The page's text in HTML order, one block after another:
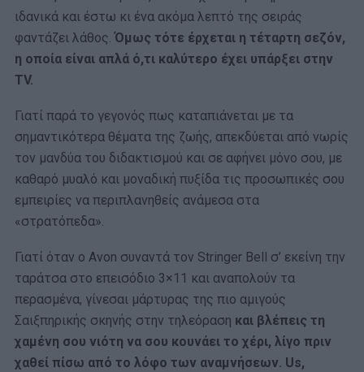
ιδανικά και έστω κι ένα ακόμα λεπτό της σειράς
φαντάζει λάθος.Όμως τότε έρχεται η τέταρτη σεζόν,
η οποία είναι απλά ό,τι καλύτερο έχει υπάρξει στην
TV.
Γιατί παρά το γεγονός πως καταπιάνεται με τα
σημαντικότερα θέματα της ζωής, απεκδύεται από νωρίς
τον μανδύα του διδακτισμού και σε αφήνει μόνο σου, με
καθαρό μυαλό και μοναδική πυξίδα τις προσωπικές σου
εμπειρίες να περιπλανηθείς ανάμεσα στα
«στρατόπεδα».
Γιατί όταν ο Avon συναντά τον Stringer Bell σ’ εκείνη την
ταράτσα στο επεισόδιο 3×11 και αναπολούν τα
περασμένα, γίνεσαι μάρτυρας της πιο αμιγούς
Σαιξπηρικής σκηνής στην τηλεόραση και βλέπεις τη
χαμένη σου νιότη να σου κουνάει το χέρι, λίγο πριν
χαθεί πίσω από το λόφο των αναμνήσεων. Us,